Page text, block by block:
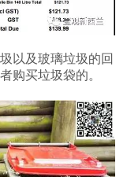
以及玻璃垃圾的回
购买垃圾袋的。